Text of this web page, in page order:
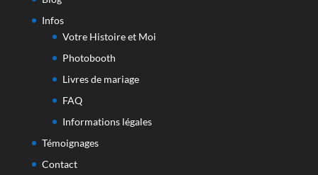
Infos
Votre Histoire et Moi
Photobooth
Livres de mariage
FAQ
Informations légales
Témoignages
Contact